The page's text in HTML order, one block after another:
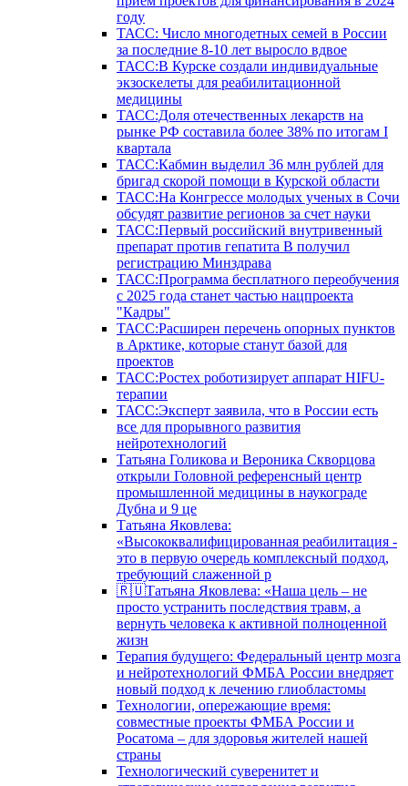
году
ТАСС: Число многодетных семей в России
за последние 8-10 лет выросло вдвое
ТАСС:В Курске создали индивидуальные
экзоскелеты для реабилитационной
медицины
ТАСС:Доля отечественных лекарств на
рынке РФ составила более 38% по итогам I
квартала
ТАСС:Кабмин выделил 36 млн рублей для
бригад скорой помощи в Курской области
ТАСС:На Конгрессе молодых ученых в Сочи
обсудят развитие регионов за счет науки
ТАСС:Первый российский внутривенный
препарат против гепатита В получил
регистрацию Минздрава
ТАСС:Программа бесплатного переобучения
с 2025 года станет частью нацпроекта
"Кадры"
ТАСС:Расширен перечень опорных пунктов
в Арктике, которые станут базой для
проектов
ТАСС:Ростех роботизирует аппарат HIFU-
терапии
ТАСС:Эксперт заявила, что в России есть
все для прорывного развития
нейротехнологий
Татьяна Голикова и Вероника Скворцова
открыли Головной референсный центр
промышленной медицины в наукограде
Дубна и 9 це
Татьяна Яковлева:
«Высококвалифицированная реабилитация -
это в первую очередь комплексный подход,
требующий слаженной р
🇷🇺Татьяна Яковлева: «Наша цель – не
просто устранить последствия травм, а
вернуть человека к активной полноценной
жизн
Терапия будущего: Федеральный центр мозга
и нейротехнологий ФМБА России внедряет
новый подход к лечению глиобластомы
Технологии, опережающие время:
совместные проекты ФМБА России и
Росатома – для здоровья жителей нашей
страны
Технологический суверенитет и